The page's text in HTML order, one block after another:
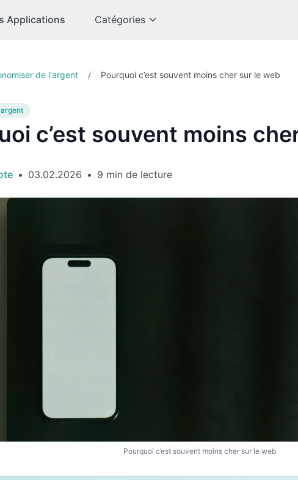
Applications Catégories
de l'argent / Pourquoi c’est souvent moins cher sur le web
c’est souvent moins
• 03.02.2026 • 9 min de lecture
Pourquoi c’est souvent moins cher sur le web